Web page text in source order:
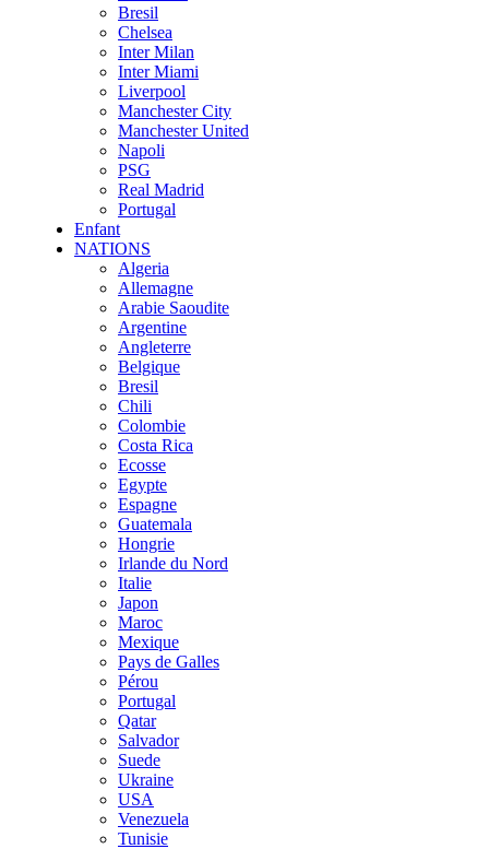
Bresil
Chelsea
Inter Milan
Inter Miami
Liverpool
Manchester City
Manchester United
Napoli
PSG
Real Madrid
Portugal
Enfant
NATIONS
Algeria
Allemagne
Arabie Saoudite
Argentine
Angleterre
Belgique
Bresil
Chili
Colombie
Costa Rica
Ecosse
Egypte
Espagne
Guatemala
Hongrie
Irlande du Nord
Italie
Japon
Maroc
Mexique
Pays de Galles
Pérou
Portugal
Qatar
Salvador
Suede
Ukraine
USA
Venezuela
Tunisie